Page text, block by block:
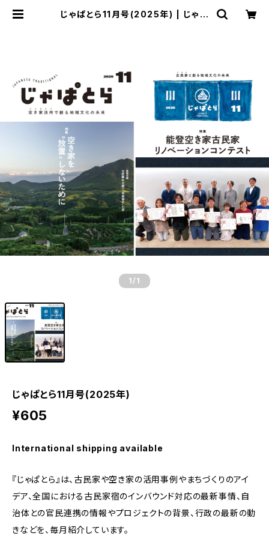
じゃぱとら11月号(2025年) | じゃぱ
1 /1
じゃぱとら11月号(2025年)
¥605
International shipping available
『じゃぱとら』は、古民家や空き家の活用事例やまちづくりのアイ
デア、全国における古民家宿のインバウンド対応の最新事情、自
治体との官民連携の情報やプロジェクトの背景、行政の最新の動
きなどを、毎月紹介しています。